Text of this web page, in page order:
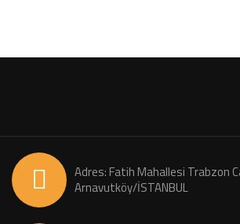
Adres: Fatih Mahallesi Trabzon
Arnavutköy/İSTANBUL